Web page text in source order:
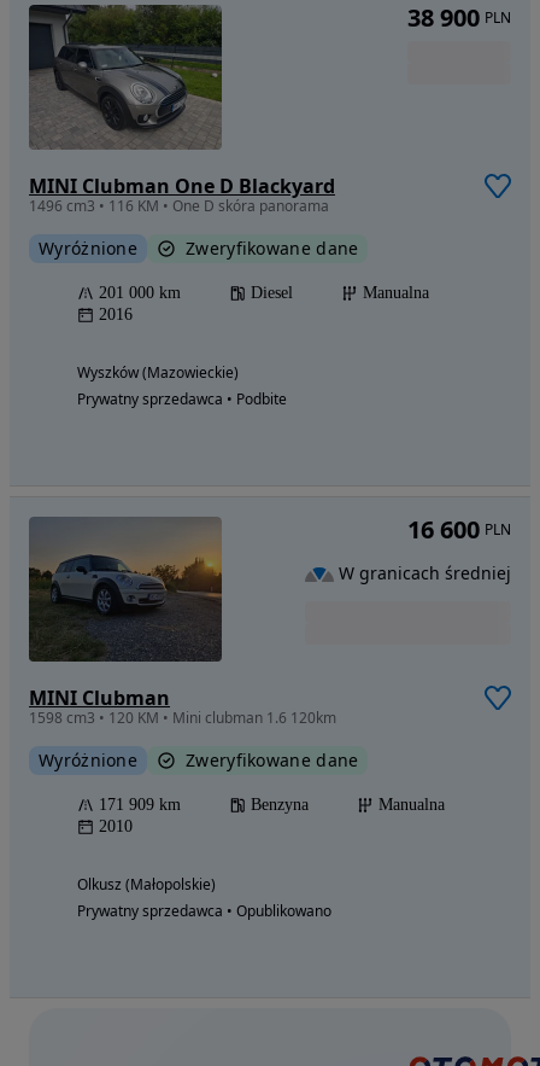
MINI Clubman One D Blackyard
1496 cm3 • 116 KM • One D skóra panorama
Wyróżnione Zweryfikowane dane
201 000 km Diesel
Manualna
2016
Wyszków (Mazowieckie)
Prywatny sprzedawca • Podbite
38 900 PLN
MINI Clubman
1598 cm3 • 120 KM • Mini clubman 1.6 120km
Wyróżnione Zweryfikowane dane
171 909 km Benzyna
Manualna
2010
Olkusz (Małopolskie)
Prywatny sprzedawca • Opublikowano
16 600 PLN
W granicach średniej